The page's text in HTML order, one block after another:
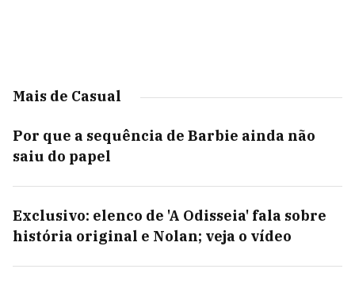
Mais de Casual
Por que a sequência de Barbie ainda não
saiu do papel
Exclusivo: elenco de 'A Odisseia' fala sobre
história original e Nolan; veja o vídeo